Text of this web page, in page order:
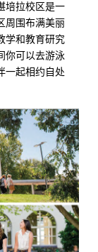
培拉校区是一
周围布满美丽
学和教育研究
你可以去游泳
一起相约自处